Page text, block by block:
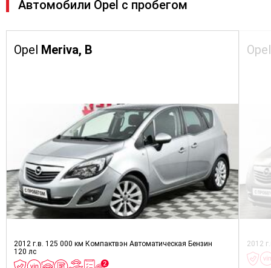
Автомобили Opel с пробегом
Opel Meriva, B
2012 г.в. 125 000 км Компактвэн Автоматическая Бензин
120 лс
2012